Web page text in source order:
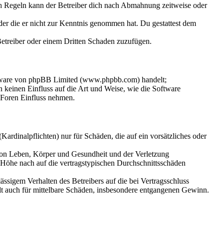
kann der Betreiber dich nach Abmahnung zeitweise oder
die er nicht zur Kenntnis genommen hat. Du gestattest dem
oder einem Dritten Schaden zuzufügen.
von phpBB Limited (www.phpbb.com) handelt;
keinen Einfluss auf die Art und Weise, wie die Software
Einfluss nehmen.
nur für Schäden, die auf ein vorsätzliches oder
Leben, Körper und Gesundheit und der Verletzung
nach auf die vertragstypischen Durchschnittsschäden
Verhalten des Betreibers auf die bei Vertragsschluss
für mittelbare Schäden, insbesondere entgangenen Gewinn.